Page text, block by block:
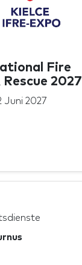
Fire
2027
Juni 2027